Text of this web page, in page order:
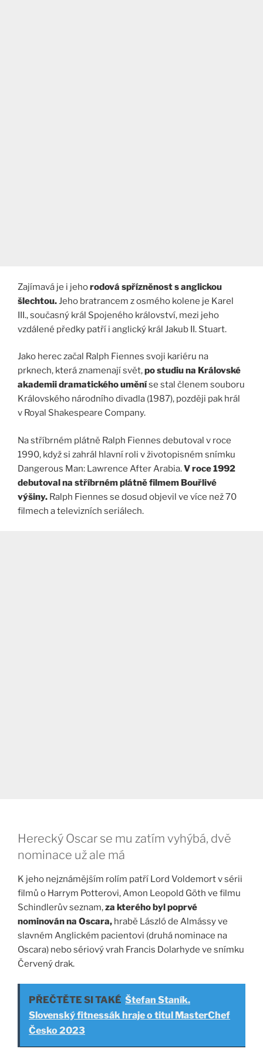
Zajímavá je i jehorodová spřízněnost s anglickou
šlechtou.Jeho bratrancem z osmého kolene je Karel
III., současný král Spojeného království, mezi jeho
vzdálené předky patří i anglický král Jakub II. Stuart.
Jako herec začal Ralph Fiennes svoji kariéru na
prknech, která znamenají svět,po studiu na Královské
akademii dramatického uměníse stal členem souboru
Královského národního divadla (1987), později pak hrál
v Royal Shakespeare Company.
Na stříbrném plátně Ralph Fiennes debutoval v roce
1990, když si zahrál hlavní roli v životopisném snímku
Dangerous Man: Lawrence After Arabia.V roce 1992
debutoval na stříbrném plátně filmem Bouřlivé
výšiny. Ralph Fiennes se dosud objevil ve více než 70
filmech a televizních seriálech.
Herecký Oscar se mu zatím vyhýbá, dvě
nominace už ale má
K jeho nejznámějším rolím patří Lord Voldemort v sérii
filmů o Harrym Potterovi, Amon Leopold Göth ve filmu
Schindlerův seznam,za kterého byl poprvé
nominován na Oscara, hrabě László de Almássy ve
slavném Anglickém pacientovi (druhá nominace na
Oscara) nebo sériový vrah Francis Dolarhyde ve snímku
Červený drak.
PŘEČTĚTE SI TAKÉ Štefan Staník.
Slovenský fitnessák hraje o titul MasterChef
Česko 2023